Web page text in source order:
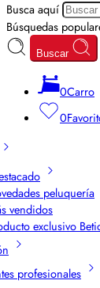
Busca aquí
Búsquedas
Buscar
0Carro
0
peluquería
vendidos
exclusivo
profesionales